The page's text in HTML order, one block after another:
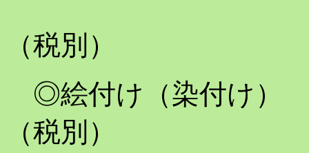
（税別）
◎絵付け（染付け
（税別）